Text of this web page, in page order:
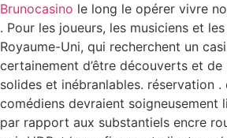
Brunocasino le long le opérer vivre
. Pour les joueurs, les musiciens et
Royaume-Uni, qui recherchent un
certainement d’être découverts et
solides et inébranlables. réservation
comédiens devraient soigneusement
par rapport aux substantiels encre